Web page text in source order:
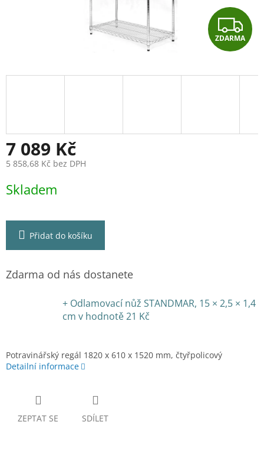
Z
D
A
ZDARMA
7 089 Kč
5 858,68 Kč bez DPH
cena:
Skladem
Přidat do košíku
Zdarma od nás dostanete
+ Odlamovací nůž STANDMAR, 15 × 2,5 × 1,4
cm v hodnotě 21 Kč
Potravinářský regál 1820 x 610 x 1520 mm, čtyřpolicový
Detailní informace
ZEPTAT SE SDÍLET